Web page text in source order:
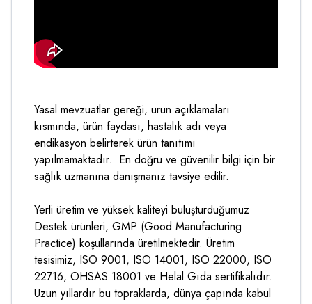
Yasal mevzuatlar gereği, ürün açıklamaları
kısmında, ürün faydası, hastalık adı veya
endikasyon belirterek ürün tanıtımı
yapılmamaktadır. En doğru ve güvenilir bilgi için bir
sağlık uzmanına danışmanız tavsiye edilir.
Yerli üretim ve yüksek kaliteyi buluşturduğumuz
Destek ürünleri, GMP (Good Manufacturing
Practice) koşullarında üretilmektedir. Üretim
tesisimiz, ISO 9001, ISO 14001, ISO 22000, ISO
22716, OHSAS 18001 ve Helal Gıda sertifikalıdır.
Uzun yıllardır bu topraklarda, dünya çapında kabul